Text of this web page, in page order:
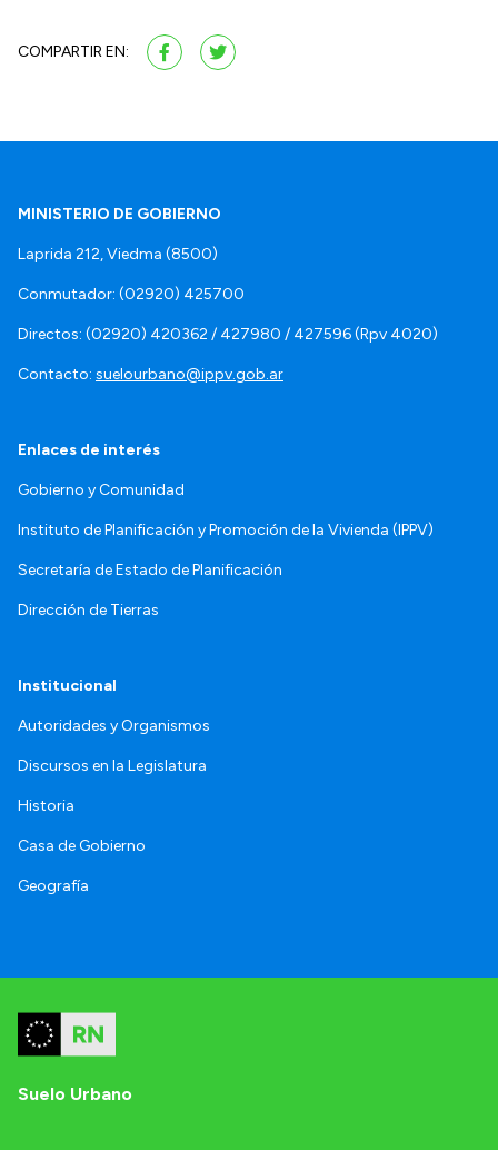
COMPARTIR EN:
MINISTERIO DE GOBIERNO
Laprida 212, Viedma (8500)
Conmutador: (02920) 425700
Directos: (02920) 420362 / 427980 / 427596 (Rpv 4020)
Contacto: suelourbano@ippv.gob.ar
Enlaces de interés
Gobierno y Comunidad
Instituto de Planificación y Promoción de la Vivienda (IPPV)
Secretaría de Estado de Planificación
Dirección de Tierras
Institucional
Autoridades y Organismos
Discursos en la Legislatura
Historia
Casa de Gobierno
Geografía
Suelo Urbano